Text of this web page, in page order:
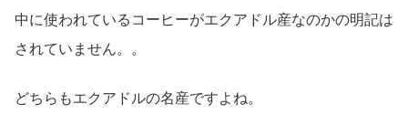
中に使われているコーヒーがエクアドル産なのかの明記は
されていません。。
どちらもエクアドルの名産ですよね。